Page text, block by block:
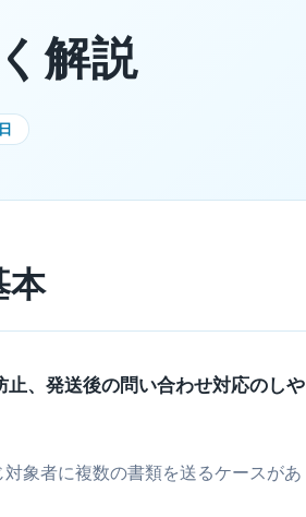
解説
本
、発送後の問い合わせ対応のしや
象者に複数の書類を送るケースがあ